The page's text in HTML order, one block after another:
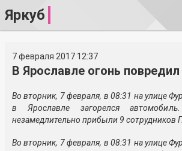
Яркуб
7 февраля 2017 12:37
В Ярославле огонь
Во вторник, 7 февраля, в 08:31 на улице
в Ярославле загорелся
незамедлительно прибыли 9 сотрудников
Во вторник, 7 февраля, в 08:31 на улице